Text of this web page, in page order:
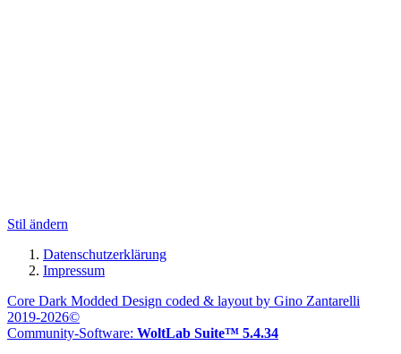
Stil ändern
Datenschutzerklärung
Impressum
Core Dark Modded Design coded & layout by Gino Zantarelli
2019-2026©
Community-Software: WoltLab Suite™ 5.4.34